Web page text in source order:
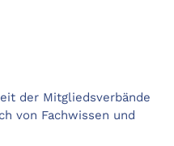
der Mitgliedsverbände
von Fachwissen und